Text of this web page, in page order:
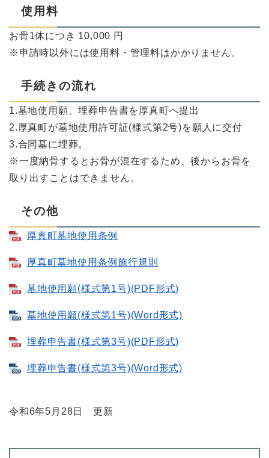
使用料
お骨1体につき 10,000 円
※申請時以外には使用料・管理料はかかりません。
手続きの流れ
1.墓地使用願、埋葬申告書を厚真町へ提出
2.厚真町が墓地使用許可証(様式第2号)を願人に交付
3.合同墓に埋葬。
※一度納骨するとお骨が混在するため、後からお骨を
取り出すことはできません。
その他
厚真町墓地使用条例
厚真町墓地使用条例施行規則
墓地使用願(様式第1号)(PDF形式)
墓地使用願(様式第1号)(Word形式)
埋葬申告書(様式第3号)(PDF形式)
埋葬申告書(様式第3号)(Word形式)
令和6年5月28日 更新